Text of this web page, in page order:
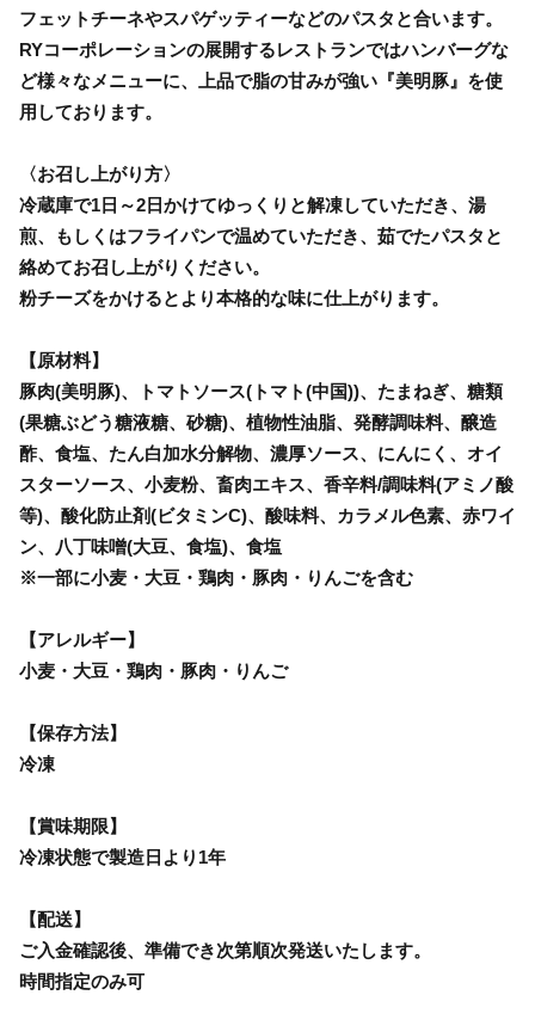
フェットチーネやスパゲッティーなどのパスタと合います。
RYコーポレーションの展開するレストランではハンバーグな
ど様々なメニューに、上品で脂の甘みが強い『美明豚』を使
用しております。
〈お召し上がり方〉
冷蔵庫で1日～2日かけてゆっくりと解凍していただき、湯
煎、もしくはフライパンで温めていただき、茹でたパスタと
絡めてお召し上がりください。
粉チーズをかけるとより本格的な味に仕上がります。
【原材料】
豚肉(美明豚)、トマトソース(トマト(中国))、たまねぎ、糖類
(果糖ぶどう糖液糖、砂糖)、植物性油脂、発酵調味料、醸造
酢、食塩、たん白加水分解物、濃厚ソース、にんにく、オイ
スターソース、小麦粉、畜肉エキス、香辛料/調味料(アミノ酸
等)、酸化防止剤(ビタミンC)、酸味料、カラメル色素、赤ワイ
ン、八丁味噌(大豆、食塩)、食塩
※一部に小麦・大豆・鶏肉・豚肉・りんごを含む
【アレルギー】
小麦・大豆・鶏肉・豚肉・りんご
【保存方法】
冷凍
【賞味期限】
冷凍状態で製造日より1年
【配送】
ご入金確認後、準備でき次第順次発送いたします。
時間指定のみ可